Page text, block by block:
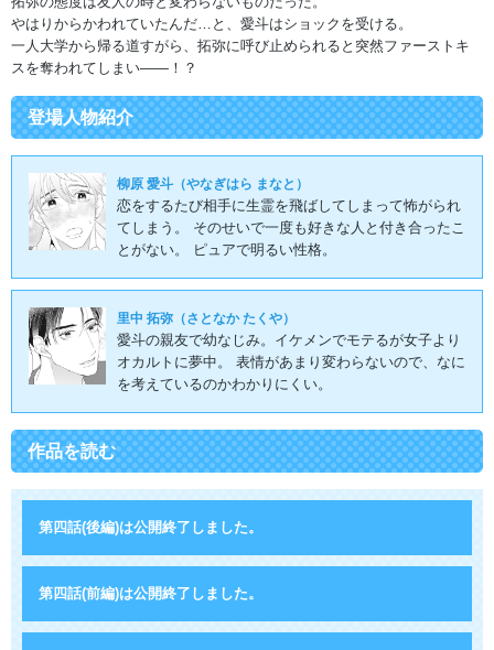
やはりからかわれていたんだ…と、愛斗はショックを受ける。
一人大学から帰る道すがら、拓弥に呼び止められると突然ファーストキ
スを奪われてしまい――！？
登場人物紹介
柳原 愛斗（やなぎはら まなと）
恋をするたび相手に生霊を飛ばしてしまって怖がられ
てしまう。 そのせいで一度も好きな人と付き合ったこ
とがない。 ピュアで明るい性格。
里中 拓弥（さとなか たくや）
愛斗の親友で幼なじみ。イケメンでモテるが女子より
オカルトに夢中。 表情があまり変わらないので、なに
を考えているのかわかりにくい。
作品を読む
第四話(後編)は公開終了しました。
第四話(前編)は公開終了しました。